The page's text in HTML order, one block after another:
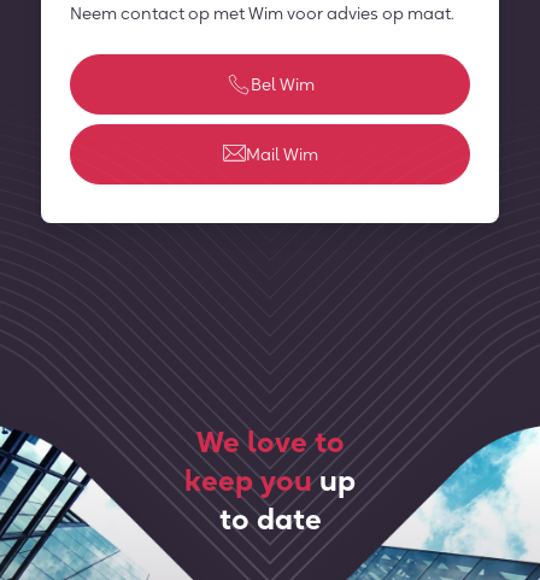
Neem contact op met Wim voor advies op maat.
Bel Wim
Mail Wim
We love to
keep youup
to date